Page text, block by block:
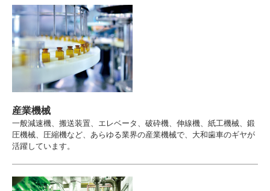
産業機械
一般減速機、搬送装置、エレベータ、破砕機、伸線機、紙工機械、鍛
圧機械、圧縮機など、あらゆる業界の産業機械で、大和歯車のギヤが
活躍しています。